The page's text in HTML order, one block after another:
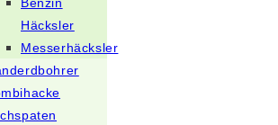
Häcksler
Messerhäcksler